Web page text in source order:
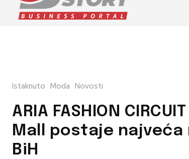
Istaknuto Moda Novosti
ARIA FASHION
Mall postaje najveća
BiH